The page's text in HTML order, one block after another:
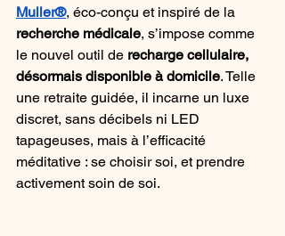
Muller®, éco-conçu et inspiré de la
recherche médicale, s’impose comme
le nouvel outil de recharge cellulaire,
désormais disponible à domicile. Telle
une retraite guidée, il incarne un luxe
discret, sans décibels ni LED
tapageuses, mais à l’efficacité
méditative : se choisir soi, et prendre
activement soin de soi.